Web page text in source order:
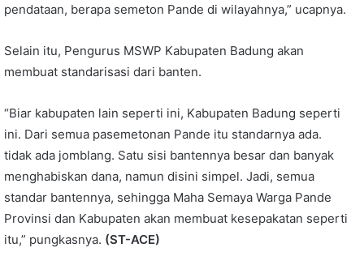
pendataan, berapa semeton Pande di wilayahnya,” ucapnya.
Selain itu, Pengurus MSWP Kabupaten Badung akan
membuat standarisasi dari banten.
“Biar kabupaten lain seperti ini, Kabupaten Badung seperti
ini. Dari semua pasemetonan Pande itu standarnya ada.
tidak ada jomblang. Satu sisi bantennya besar dan banyak
menghabiskan dana, namun disini simpel. Jadi, semua
standar bantennya, sehingga Maha Semaya Warga Pande
Provinsi dan Kabupaten akan membuat kesepakatan seperti
itu,” pungkasnya. (ST-ACE)